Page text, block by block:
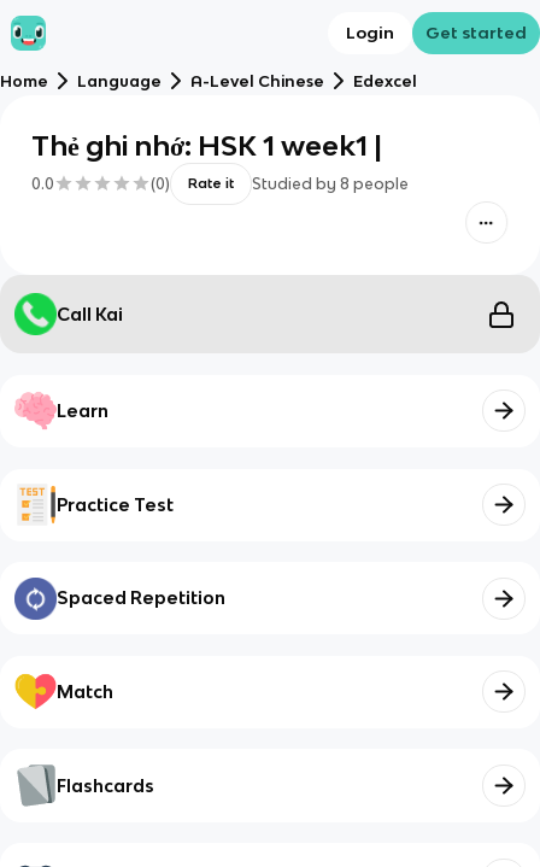
Login Get started
Home Language A-Level Chinese Edexcel
Thẻ ghi nhớ: HSK 1 week1 |
0.0 (0) Rate it Studied by 8 people
Call Kai
Learn
Practice Test
Spaced Repetition
Match
Flashcards